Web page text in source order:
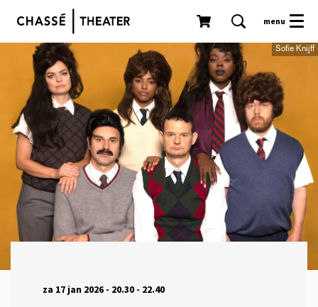
menu
Sofie Knijff
za 17 jan 2026 - 20.30 - 22.40